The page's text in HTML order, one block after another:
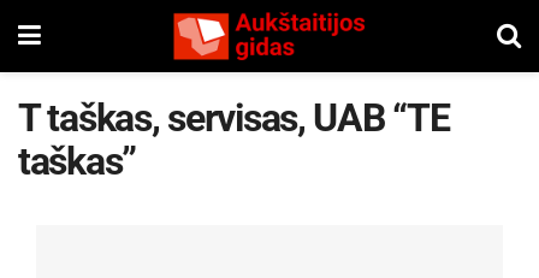
T taškas, servisas, UAB “TE
taškas”